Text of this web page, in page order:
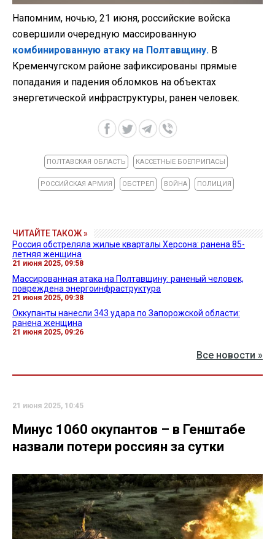
Напомним, ночью, 21 июня, российские войска
совершили очередную массированную
комбинированную атаку на Полтавщину. В
Кременчугском районе зафиксированы прямые
попадания и падения обломков на объектах
энергетической инфраструктуры, ранен человек.
ПОЛТАВСКАЯ ОБЛАСТЬ КАССЕТНЫЕ БОЕПРИПАСЫ
РОССИЙСКАЯ АРМИЯ ОБСТРЕЛ ВОЙНА ПОЛИЦИЯ
ЧИТАЙТЕ ТАКОЖ »
Россия обстреляла жилые кварталы Херсона: ранена 85-
летняя женщина
21 июня 2025, 09:58
Массированная атака на Полтавщину: раненый человек,
повреждена энергоинфраструктура
21 июня 2025, 09:38
Оккупанты нанесли 343 удара по Запорожской области:
ранена женщина
21 июня 2025, 09:26
Все новости »
21 июня 2025, 10:45
Минус 1060 окупантов – в Генштабе
назвали потери россиян за сутки